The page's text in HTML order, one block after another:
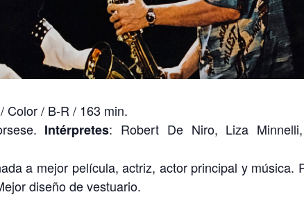
Color / B-R / 163 min.
Intérpretes: Robert De Niro, Liza
a mejor película, actriz, actor principal y música.
diseño de vestuario.